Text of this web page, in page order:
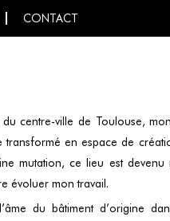
CONTACT
centre-ville de Toulouse,
transformé en espace de
mutation, ce lieu est
évoluer mon travail.
l’âme du bâtiment d’origine